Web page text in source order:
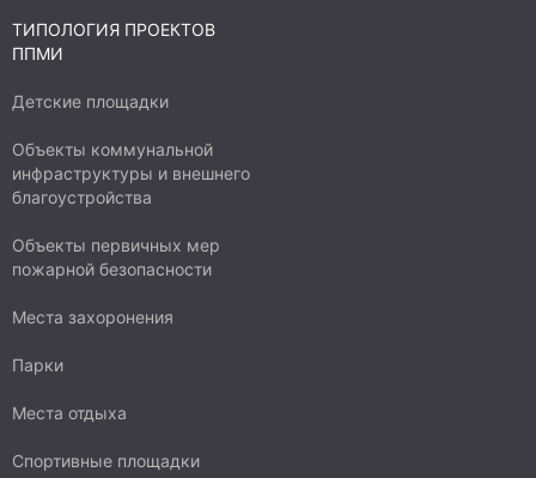
ТИПОЛОГИЯ ПРОЕКТОВ
ППМИ
Детские площадки
Объекты коммунальной
инфраструктуры и внешнего
благоустройства
Объекты первичных мер
пожарной безопасности
Места захоронения
Парки
Места отдыха
Спортивные площадки